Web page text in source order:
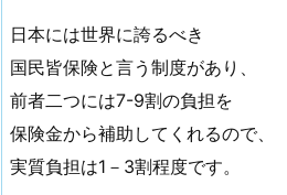
日本には世界に誇るべき
国民皆保険と言う制度があり、
前者二つには7-9割の負担を
保険金から補助してくれるので、
実質負担は1－3割程度です。